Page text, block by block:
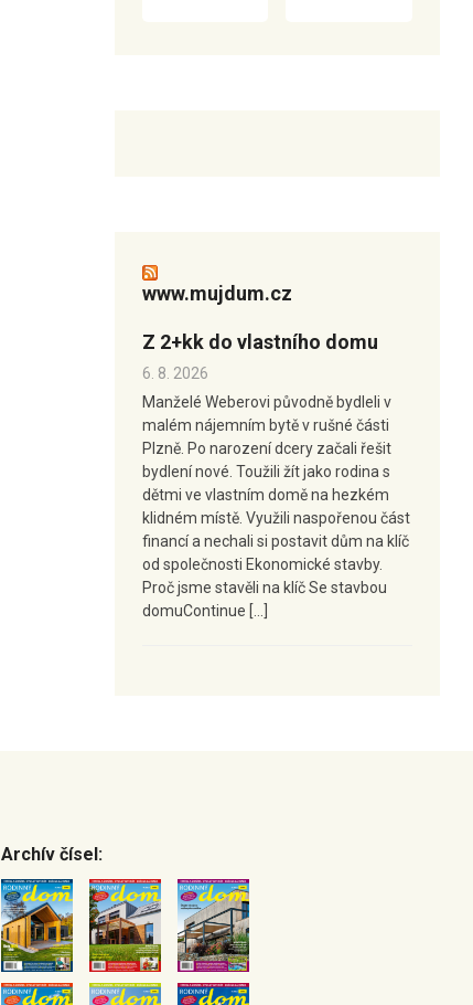
www.mujdum.cz
Z 2+kk do vlastního domu
6. 8. 2026
Manželé Weberovi původně bydleli v
malém nájemním bytě v rušné části
Plzně. Po narození dcery začali řešit
bydlení nové. Toužili žít jako rodina s
dětmi ve vlastním domě na hezkém
klidném místě. Využili naspořenou část
financí a nechali si postavit dům na klíč
od společnosti Ekonomické stavby.
Proč jsme stavěli na klíč Se stavbou
domuContinue […]
Archív čísel: